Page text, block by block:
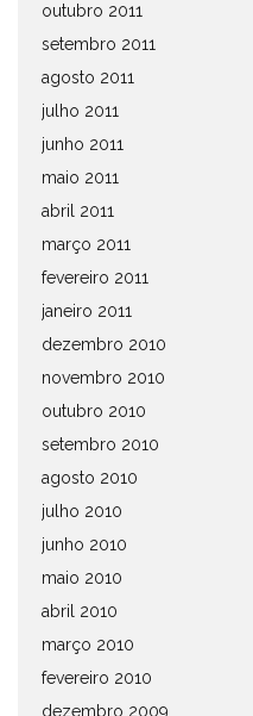
outubro 2011
setembro 2011
agosto 2011
julho 2011
junho 2011
maio 2011
abril 2011
março 2011
fevereiro 2011
janeiro 2011
dezembro 2010
novembro 2010
outubro 2010
setembro 2010
agosto 2010
julho 2010
junho 2010
maio 2010
abril 2010
março 2010
fevereiro 2010
dezembro 2009